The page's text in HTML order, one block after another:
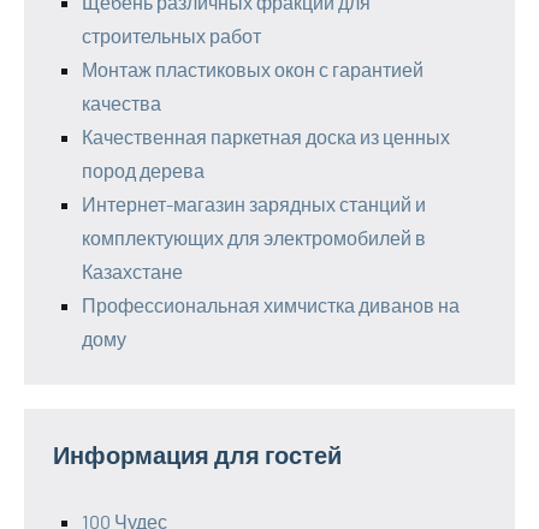
строительных работ
Монтаж пластиковых окон с гарантией
качества
Качественная паркетная доска из ценных
пород дерева
Интернет-магазин зарядных станций и
комплектующих для электромобилей в
Казахстане
Профессиональная химчистка диванов на
дому
Информация для гостей
100 Чудес